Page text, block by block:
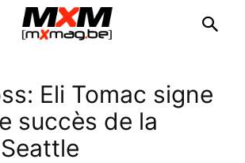
Eli Tomac signe
succès de la